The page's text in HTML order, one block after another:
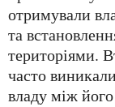
отримували
та
територіями.
часто
владу між